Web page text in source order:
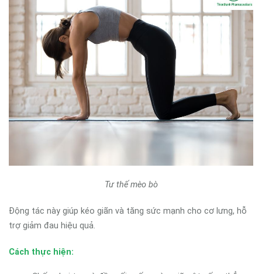
Tư thế mèo bò
Động tác này giúp kéo giãn và tăng sức mạnh cho cơ lưng, hỗ
trợ giảm đau hiệu quả.
Cách thực hiện: